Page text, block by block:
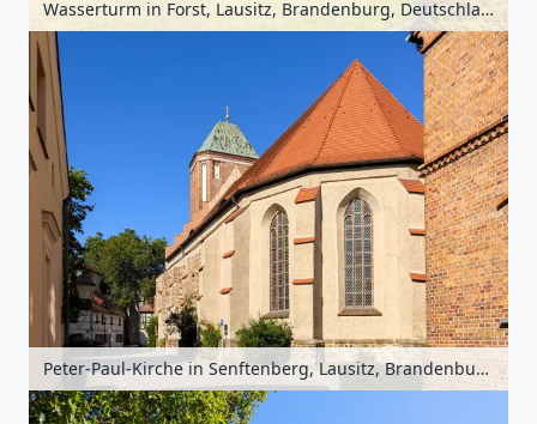
Wasserturm in Forst, Lausitz, Brandenburg, Deutschland
Peter-Paul-Kirche in Senftenberg, Lausitz, Brandenburg, Deutschland